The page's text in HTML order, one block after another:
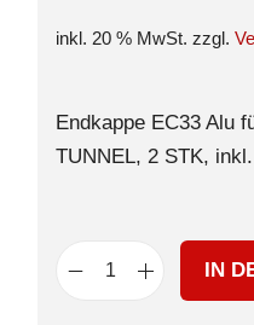
inkl. 20 % MwSt. zzgl.
Endkappe EC33 Alu
TUNNEL, 2 STK,
IN